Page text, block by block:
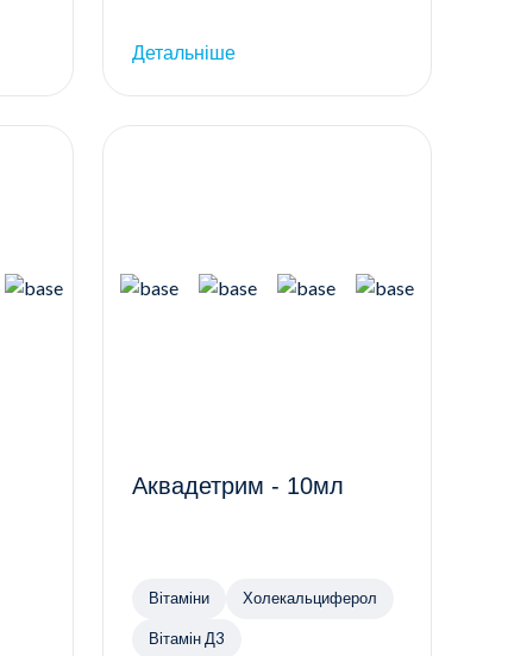
Детальніше
Аквадетрим - 10мл
Вітаміни Холекальциферол
Вітамін Д3